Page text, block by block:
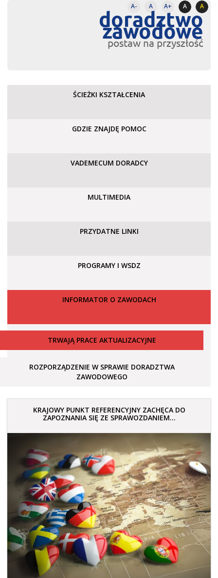
A- A A+ A A
doradztwo
zawodowe
postaw na przyszłość
ŚCIEŻKI KSZTAŁCENIA
GDZIE ZNAJDĘ POMOC
VADEMECUM DORADCY
MULTIMEDIA
PRZYDATNE LINKI
PROGRAMY I WSDZ
INFORMATOR O ZAWODACH
TRWAJĄ PRACE AKTUALIZACYJNE
ROZPORZĄDZENIE W SPRAWIE DORADZTWA
ZAWODOWEGO
KRAJOWY PUNKT REFERENCYJNY ZACHĘCA DO
ZAPOZNANIA SIĘ ZE SPRAWOZDANIEM...